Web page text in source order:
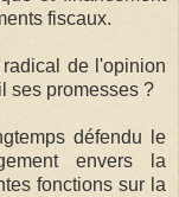
fiscaux.
de l'opinion
ses promesses ?
défendu le
envers la
fonctions sur la